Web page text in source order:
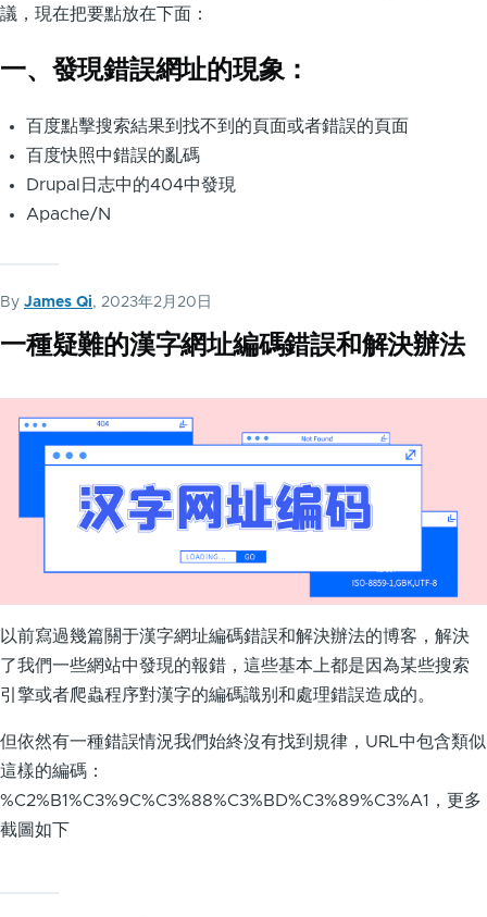
議，現在把要點放在下面：
一、發現錯誤網址的現象：
百度點擊搜索結果到找不到的頁面或者錯誤的頁面
百度快照中錯誤的亂碼
Drupal日志中的404中發現
Apache/N
By James Qi, 2023年2月20日
一種疑難的漢字網址編碼錯誤和解決辦法
以前寫過幾篇關于漢字網址編碼錯誤和解決辦法的博客，解決
了我們一些網站中發現的報錯，這些基本上都是因為某些搜索
引擎或者爬蟲程序對漢字的編碼識别和處理錯誤造成的。
但依然有一種錯誤情況我們始終沒有找到規律，URL中包含類似
這樣的編碼：
%C2%B1%C3%9C%C3%88%C3%BD%C3%89%C3%A1，更多
截圖如下